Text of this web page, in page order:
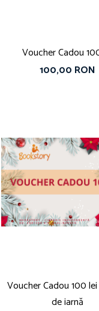
Voucher Cadou
100,00 RON
Voucher Cadou 100
de iarnă